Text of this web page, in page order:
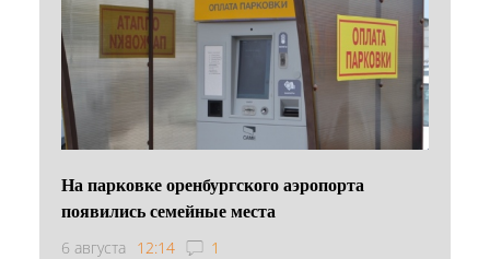
На парковке оренбургского аэропорта
появились семейные места
6 августа 12:14 1